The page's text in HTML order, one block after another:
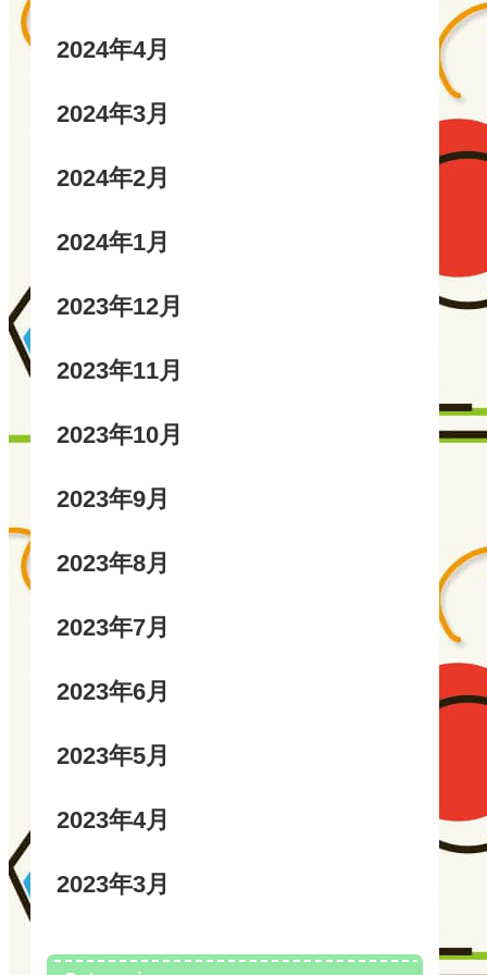
2024年4月
2024年3月
2024年2月
2024年1月
2023年12月
2023年11月
2023年10月
2023年9月
2023年8月
2023年7月
2023年6月
2023年5月
2023年4月
2023年3月